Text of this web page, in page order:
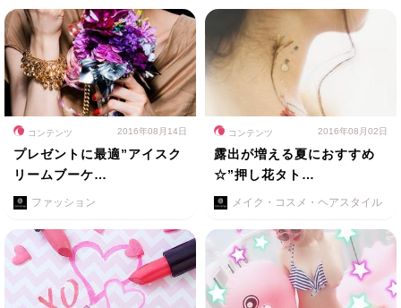
コンテンツ 2016年08月14日
プレゼントに最適”アイスク
リームブーケ…
ファッション
コンテンツ 2016年08月02日
露出が増える夏におすすめ
☆”押し花タト…
メイク・コスメ・ヘアスタイル